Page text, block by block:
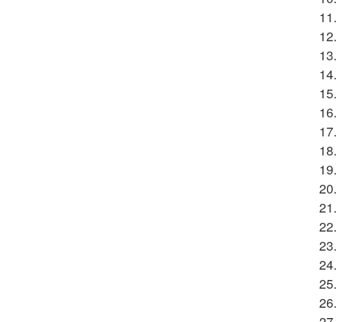
11.
12.
13.
14.
15.
16.
17.
18.
19.
20.
21.
22.
23.
24.
25.
26.